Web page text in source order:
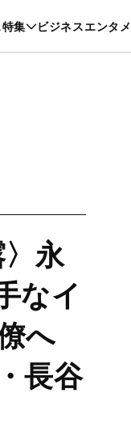
特集 ビジネスエンタメ
スケア 美容 グルメ
永
なイ
へ
長谷